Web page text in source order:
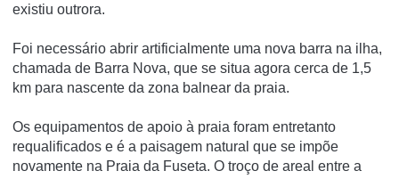
existiu outrora.
Foi necessário abrir artificialmente uma nova barra na ilha,
chamada de Barra Nova, que se situa agora cerca de 1,5
km para nascente da zona balnear da praia.
Os equipamentos de apoio à praia foram entretanto
requalificados e é a paisagem natural que se impõe
novamente na Praia da Fuseta. O troço de areal entre a